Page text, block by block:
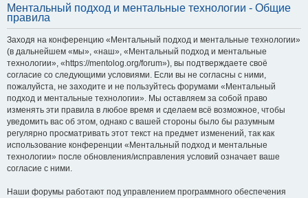
Ментальный подход и ментальные технологии - Общие
правила
Заходя на конференцию «Ментальный подход и ментальные технологии»
(в дальнейшем «мы», «наш», «Ментальный подход и ментальные
технологии», «https://mentolog.org/forum»), вы подтверждаете своё
согласие со следующими условиями. Если вы не согласны с ними,
пожалуйста, не заходите и не пользуйтесь форумами «Ментальный
подход и ментальные технологии». Мы оставляем за собой право
изменять эти правила в любое время и сделаем всё возможное, чтобы
уведомить вас об этом, однако с вашей стороны было бы разумным
регулярно просматривать этот текст на предмет изменений, так как
использование конференции «Ментальный подход и ментальные
технологии» после обновления/исправления условий означает ваше
согласие с ними.
Наши форумы работают под управлением программного обеспечения